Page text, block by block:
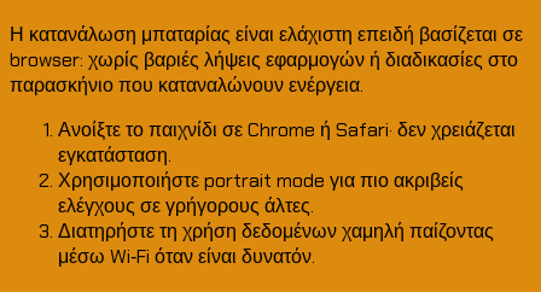
Η κατανάλωση μπαταρίας είναι ελάχιστη επειδή βασίζεται σε
browser: χωρίς βαριές λήψεις εφαρμογών ή διαδικασίες στο
παρασκήνιο που καταναλώνουν ενέργεια.
Ανοίξτε το παιχνίδι σε Chrome ή Safari· δεν χρειάζεται
εγκατάσταση.
Χρησιμοποιήστε portrait mode για πιο ακριβείς
ελέγχους σε γρήγορους άλτες.
Διατηρήστε τη χρήση δεδομένων χαμηλή παίζοντας
μέσω Wi‑Fi όταν είναι δυνατόν.